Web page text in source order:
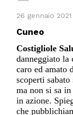
26 gennaio 2021
Cuneo
Costigliole
danneggiato la
caro ed amato
scoperti sabato
ma non si sa in
in azione.
che